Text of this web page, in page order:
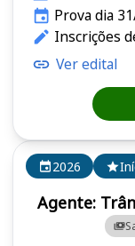
2026
Agente:
Prova dia
Inscrições
Ver edital